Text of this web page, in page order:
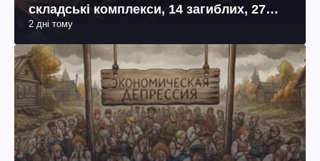
складські комплекси, 14 загиблих, 27
поранених (фото, відео)
2 дні тому